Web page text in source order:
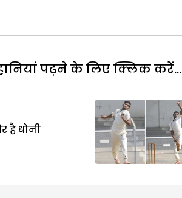
पढ़ने के लिए क्लिक करें...
है धोनी